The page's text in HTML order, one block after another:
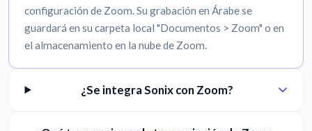
configuración de Zoom. Su grabación en Árabe se
guardará en su carpeta local "Documentos > Zoom" o en
el almacenamiento en la nube de Zoom.
¿Se integra Sonix con Zoom?